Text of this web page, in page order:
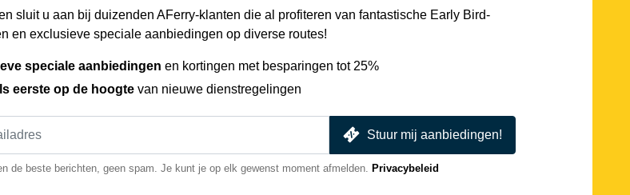
sluit u aan bij duizenden AFerry-klanten die al profiteren van fantastische Early Bird-
en exclusieve speciale aanbiedingen op diverse routes!
speciale aanbiedingen en kortingen met besparingen tot 25%
eerste op de hoogte van nieuwe dienstregelingen
Stuur mij aanbiedingen!
de beste berichten, geen spam. Je kunt je op elk gewenst moment afmelden. Privacybeleid